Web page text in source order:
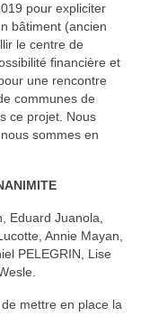
pour expliciter
bâtiment (ancien
le centre de
financière et
une rencontre
communes de
ce projet. Nous
sommes en
Eduard Juanola,
Annie Mayan,
PELEGRIN, Lise
mettre en place la